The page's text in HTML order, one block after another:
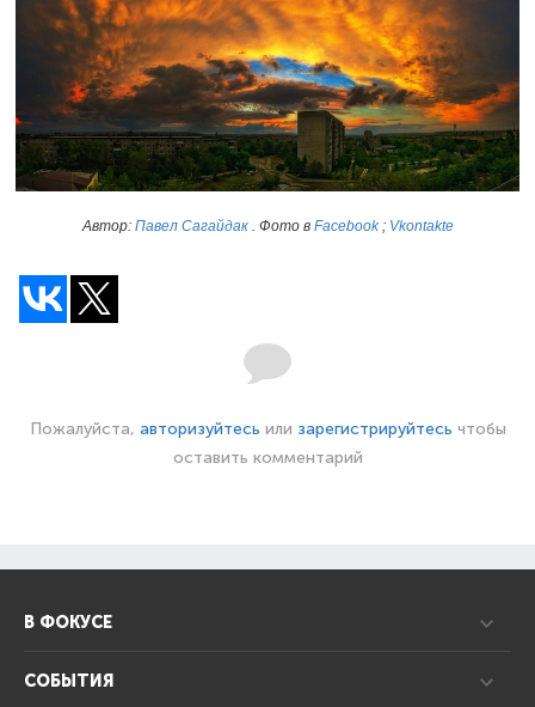
Автор: Павел Сагайдак. Фото в Facebook; Vkontakte
Пожалуйста, авторизуйтесь или зарегистрируйтесь чтобы
оставить комментарий
В ФОКУСЕ
СОБЫТИЯ